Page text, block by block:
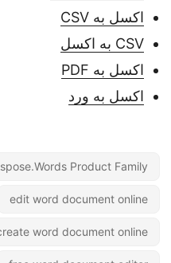
اکسل به CSV
CSV به اکسل
اکسل به PDF
اکسل به ورد
Aspose.Words Product Family
edit word document online
create word document online